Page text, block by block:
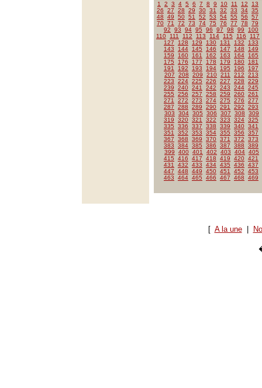
1 2 3 4 5 6 7 8 9 10 11 12
13
26
27 28 29 30 31 32 33 34 35
48
49 50 51 52 53 54 55 56
57
70 71 72 73 74 75 76 77 78
79
92
93 94 95 96 97 98 99
100
110
111 112 113 114 115 116
117
127
128 129 130 131 132
133
143
144 145 146 147 148
149
159
160 161 162 163 164
165
175
176 177 178 179 180
181
191
192 193 194 195 196
197
207
208 209 210 211 212
213
223
224 225 226 227 228
229
239
240 241 242 243 244 245
255
256 257 258 259 260 261
271
272 273 274 275 276
277
287
288 289 290 291 292
293
303
304 305 306 307 308
309
319
320 321 322 323 324 325
335
336 337 338 339 340 341
351
352 353 354 355 356
357
367
368 369 370 371 372
373
383
384 385 386 387 388
389
399
400 401 402 403 404 405
415
416 417 418 419 420 421
431
432 433 434 435 436
437
447
448 449 450 451 452
453
463
464 465 466 467 468 469
[ A la une|